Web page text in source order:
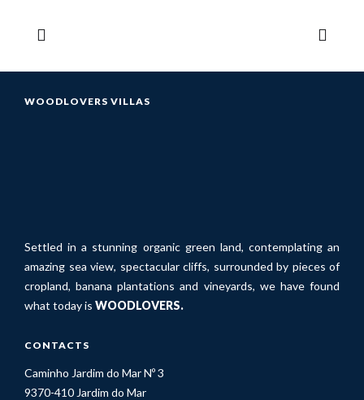
WOODLOVERS VILLAS
Settled in a stunning organic green land, contemplating an
amazing sea view, spectacular cliffs, surrounded by pieces of
cropland, banana plantations and vineyards, we have found
what today is WOODLOVERS.
CONTACTS
Caminho Jardim do Mar Nº 3
9370-410 Jardim do Mar